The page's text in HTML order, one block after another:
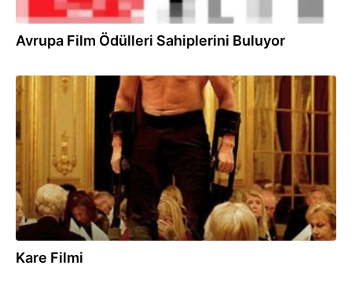
Avrupa Film Ödülleri Sahiplerini Buluyor
20.09.2017
Kare Filmi